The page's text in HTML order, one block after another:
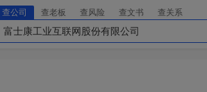
查公司 查老板 查风险 查文书 查关系